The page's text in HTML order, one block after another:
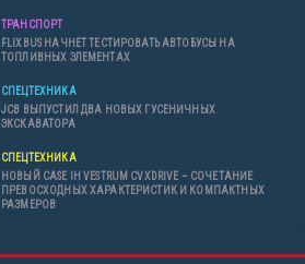
ТРАНСПОРТ
FLIXBUS НАЧНЕТ ТЕСТИРОВАТЬ АВТОБУСЫ НА
ТОПЛИВНЫХ ЭЛЕМЕНТАХ
СПЕЦТЕХНИКА
JCB ВЫПУСТИЛ ДВА НОВЫХ ГУСЕНИЧНЫХ
ЭКСКАВАТОРА
СПЕЦТЕХНИКА
НОВЫЙ CASE IH VESTRUM CVXDRIVE – СОЧЕТАНИЕ
ПРЕВОСХОДНЫХ ХАРАКТЕРИСТИК И КОМПАКТНЫХ
РАЗМЕРОВ